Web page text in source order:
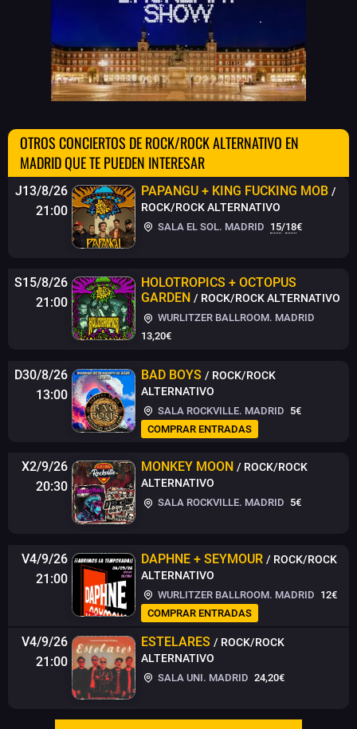
OTROS CONCIERTOS DE ROCK/ROCK ALTERNATIVO EN
MADRID QUE TE PUEDEN INTERESAR
J13/8/26
21:00
PAPANGU + KING FUCKING MOB /
ROCK/ROCK ALTERNATIVO
SALA EL SOL. MADRID 15/18€
S15/8/26
21:00
HOLOTROPICS + OCTOPUS
GARDEN / ROCK/ROCK ALTERNATIVO
WURLITZER BALLROOM. MADRID
13,20€
D30/8/26
13:00
BAD BOYS / ROCK/ROCK
ALTERNATIVO
SALA ROCKVILLE. MADRID 5€
COMPRAR ENTRADAS
X2/9/26
20:30
MONKEY MOON / ROCK/ROCK
ALTERNATIVO
SALA ROCKVILLE. MADRID 5€
V4/9/26
21:00
DAPHNE + SEYMOUR / ROCK/ROCK
ALTERNATIVO
WURLITZER BALLROOM. MADRID 12€
COMPRAR ENTRADAS
V4/9/26
21:00
ESTELARES / ROCK/ROCK
ALTERNATIVO
SALA UNI. MADRID 24,20€